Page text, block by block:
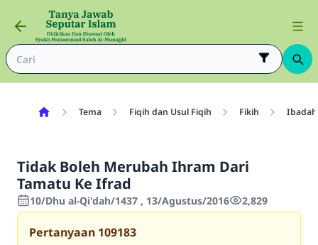
Tema Fiqih dan Usul Fiqih Fikih
Tidak Boleh Merubah Ihram Dari
Tamatu Ke Ifrad
10/Dhu al-Qi'dah/1437 , 13/Agustus/2016 2,829
Pertanyaan 109183